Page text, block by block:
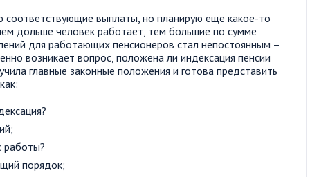
соответствующие выплаты, но планирую еще какое-то
дольше человек работает, тем большие по сумме
для работающих пенсионеров стал непостоянным –
возникает вопрос, положена ли индексация пенсии
главные законные положения и готова представить
работы?
порядок;